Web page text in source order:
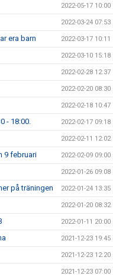
2022-05-17 10:00
2022-03-24 07:53
era barn 2022-03-17 10:11
2022-03-10 15:18
2022-02-28 12:37
2022-02-20 08:30
2022-02-18 10:47
- 18:00. 2022-02-17 09:18
2022-02-11 12:02
9 februari 2022-02-09 09:00
2022-01-26 09:08
på träningen 2022-01-24 13:35
2022-01-20 08:32
2022-01-11 20:00
2021-12-23 19:45
2021-12-23 12:20
2021-12-23 07:00